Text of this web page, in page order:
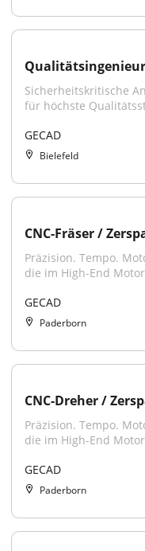
Sicherheitskritische
für höchste
GECAD
Bielefeld
CNC-Fräser /
Präzision. Tempo.
die im High-End
GECAD
Paderborn
CNC-Dreher /
Präzision. Tempo.
die im High-End
GECAD
Paderborn